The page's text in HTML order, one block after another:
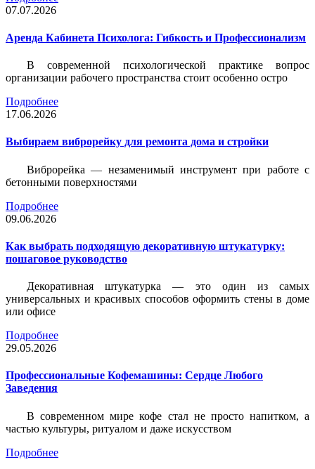
07.07.2026
Аренда Кабинета Психолога: Гибкость и Профессионализм
В современной психологической практике вопрос
организации рабочего пространства стоит особенно остро
Подробнее
17.06.2026
Выбираем виброрейку для ремонта дома и стройки
Виброрейка — незаменимый инструмент при работе с
бетонными поверхностями
Подробнее
09.06.2026
Как выбрать подходящую декоративную штукатурку:
пошаговое руководство
Декоративная штукатурка — это один из самых
универсальных и красивых способов оформить стены в доме
или офисе
Подробнее
29.05.2026
Профессиональные Кофемашины: Сердце Любого
Заведения
В современном мире кофе стал не просто напитком, а
частью культуры, ритуалом и даже искусством
Подробнее